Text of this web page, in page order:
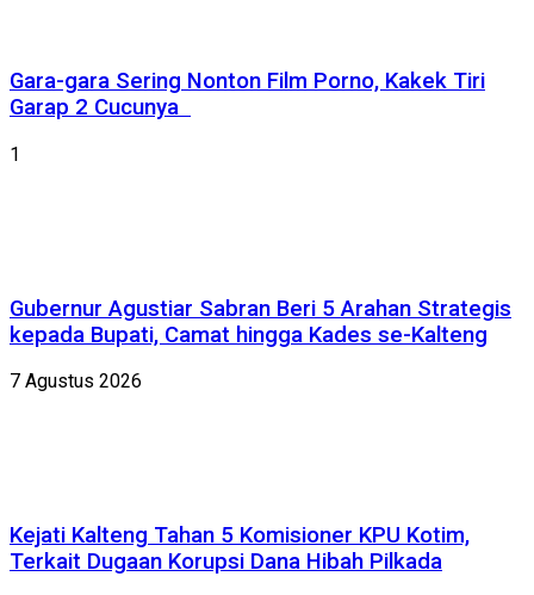
Gara-gara Sering Nonton Film Porno, Kakek Tiri
Garap 2 Cucunya
1
Gubernur Agustiar Sabran Beri 5 Arahan Strategis
kepada Bupati, Camat hingga Kades se-Kalteng
7 Agustus 2026
Kejati Kalteng Tahan 5 Komisioner KPU Kotim,
Terkait Dugaan Korupsi Dana Hibah Pilkada